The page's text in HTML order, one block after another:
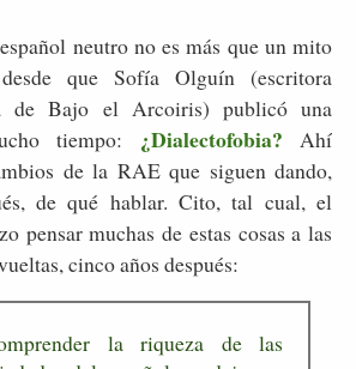
neutro no es más que un mito
que Sofía Olguín (escritora
de Bajo el Arcoiris) publicó una
tiempo: ¿Dialectofobia? Ahí
de la RAE que siguen dando,
de qué hablar. Cito, tal cual, el
pensar muchas de estas cosas a las
cinco años después:
la riqueza de las